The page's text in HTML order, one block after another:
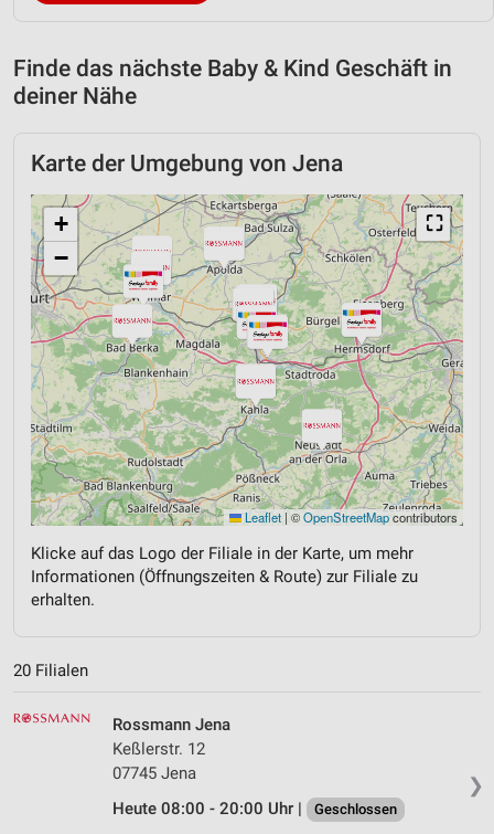
Finde das nächste Baby & Kind Geschäft in
deiner Nähe
Karte der Umgebung von Jena
⛶
+
−
Leaflet | ©OpenStreetMapcontributors
Klicke auf das Logo der Filiale in der Karte, um mehr
Informationen (Öffnungszeiten & Route) zur Filiale zu
erhalten.
20 Filialen
❯
Rossmann Jena
Keßlerstr. 12
07745 Jena
Heute 08:00 - 20:00 Uhr |
Geschlossen